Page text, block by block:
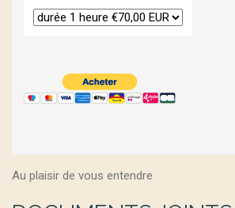
Au plaisir de vous entendre